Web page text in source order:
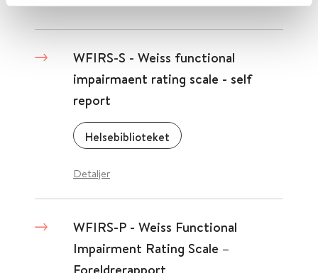
WFIRS-S - Weiss functional
impairmaent rating scale - self
report
Helsebiblioteket
Detaljer
WFIRS-P - Weiss Functional
Impairment Rating Scale –